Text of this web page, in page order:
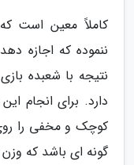
کاملاً معین است
ننموده که اجازه
نتیجه با شعبده
دارد. برای انجام
کوچک و مخفی را
گونه ای باشد که